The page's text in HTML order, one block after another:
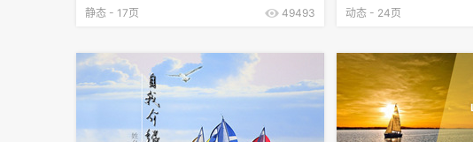
静态 - 17页
49493
动态 - 24页